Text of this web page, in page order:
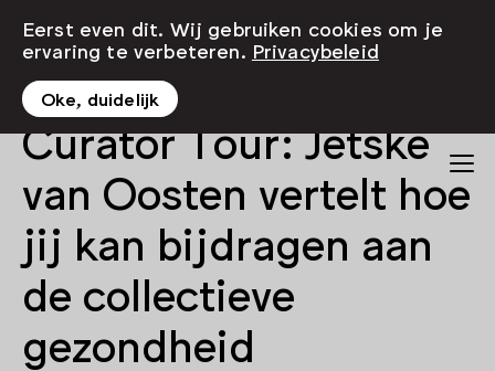
Curator Tour: Jetske
van Oosten vertelt hoe
jij kan bijdragen aan
de collectieve
gezondheid
Eerst even dit. Wij gebruiken cookies om je
ervaring te verbeteren. Privacybeleid
Oke, duidelijk